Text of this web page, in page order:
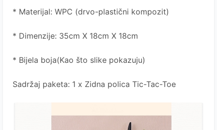
* Materijal: WPC (drvo-plastični kompozit)
* Dimenzije: 35cm X 18cm X 18cm
* Bijela boja(Kao što slike pokazuju)
Sadržaj paketa: 1 x Zidna polica Tic-Tac-Toe